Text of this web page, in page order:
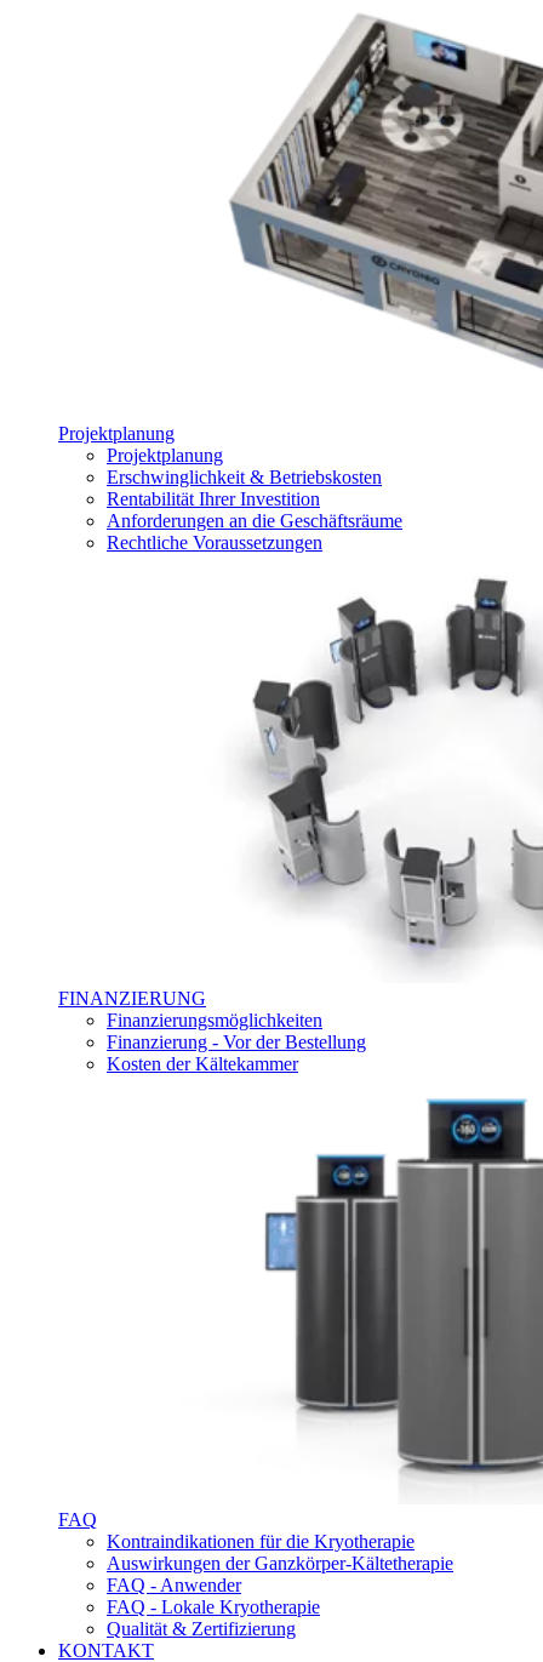
Projektplanung
Projektplanung
Erschwinglichkeit & Betriebskosten
Rentabilität Ihrer Investition
Anforderungen an die Geschäftsräume
Rechtliche Voraussetzungen
FINANZIERUNG
Finanzierungsmöglichkeiten
Finanzierung - Vor der Bestellung
Kosten der Kältekammer
FAQ
Kontraindikationen für die Kryotherapie
Auswirkungen der Ganzkörper-Kältetherapie
FAQ - Anwender
FAQ - Lokale Kryotherapie
Qualität & Zertifizierung
KONTAKT